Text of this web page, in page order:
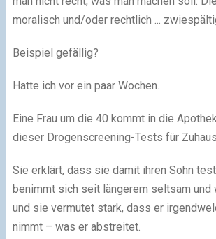
moralisch und/oder rechtlich ...
Beispiel gefällig?
Hatte ich vor ein paar Wochen.
Eine Frau um die 40 kommt in die
dieser Drogenscreening-Tests für
Sie erklärt, dass sie damit ihren Sohn
benimmt sich seit längerem seltsam
und sie vermutet stark, dass er
nimmt – was er abstreitet.